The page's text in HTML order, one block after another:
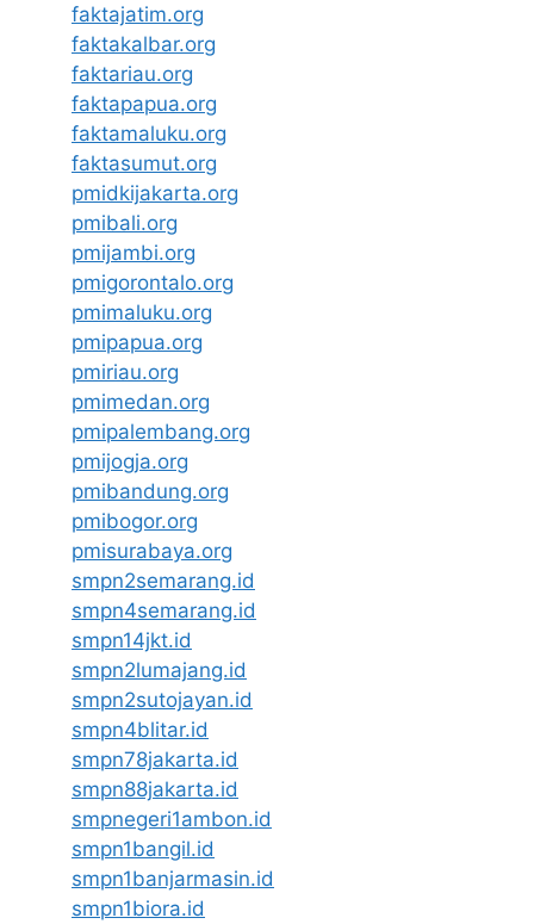
faktajatim.org
faktakalbar.org
faktariau.org
faktapapua.org
faktamaluku.org
faktasumut.org
pmidkijakarta.org
pmibali.org
pmijambi.org
pmigorontalo.org
pmimaluku.org
pmipapua.org
pmiriau.org
pmimedan.org
pmipalembang.org
pmijogja.org
pmibandung.org
pmibogor.org
pmisurabaya.org
smpn2semarang.id
smpn4semarang.id
smpn14jkt.id
smpn2lumajang.id
smpn2sutojayan.id
smpn4blitar.id
smpn78jakarta.id
smpn88jakarta.id
smpnegeri1ambon.id
smpn1bangil.id
smpn1banjarmasin.id
smpn1biora.id